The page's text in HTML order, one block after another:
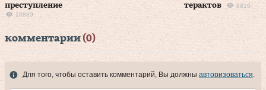
преступление
20889
терактов
8816
комментарии (0)
Для того, чтобы оставить комментарий, Вы должны авторизоваться.